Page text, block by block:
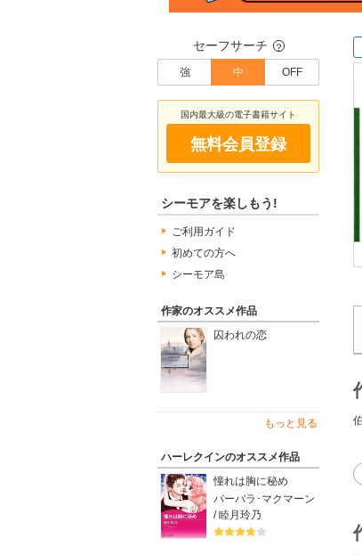
セーフサーチ ？
強 中 OFF
国内最大級の電子書籍サイト
無料会員登録
シーモアを楽しもう!
ご利用ガイド
初めての方へ
シーモア島
作家のオススメ作品
囚われの恋
もっと見る
ハーレクインのオススメ作品
憧れは胸に秘め
バーバラ･マクマーン
/ 睦月玲乃